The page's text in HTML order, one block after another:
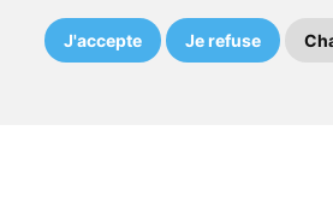
J'accepte Je refuse